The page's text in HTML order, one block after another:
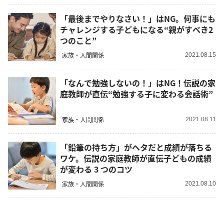
「最後までやりなさい！」はNG。何事にも
チャレンジする子どもになる“親がすべき2
つのこと”
家族・人間関係 2021.08.15
「なんで勉強しないの！」はNG！伝説の家
庭教師が直伝“勉強する子に変わる会話術”
家族・人間関係 2021.08.11
「鉛筆の持ち方」がヘタだと成績が落ちる
ワケ。伝説の家庭教師が直伝子どもの成績
が変わる 3 つのコツ
家族・人間関係 2021.08.10